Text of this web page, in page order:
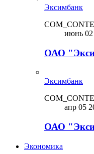
Эксимбанк
июнь 02
ОАО
Эксимбанк
апр 05
ОАО
Экономика